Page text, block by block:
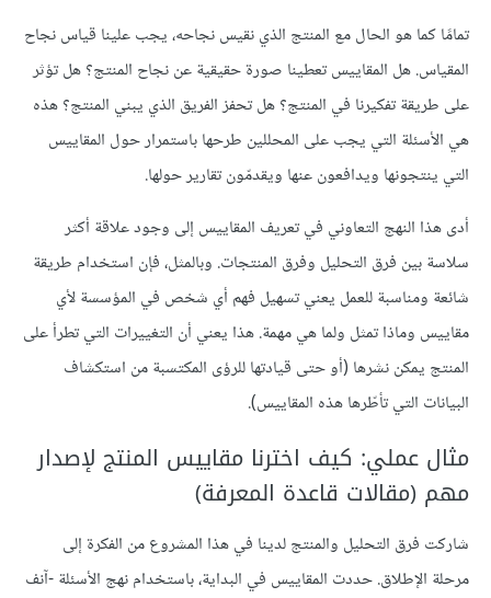
تمامًا كما هو الحال مع المنتج الذي نقيس نجاحه، يجب علينا قياس نجاح
المقياس. هل المقاييس تعطينا صورة حقيقية عن نجاح المنتج؟ هل تؤثر
على طريقة تفكيرنا في المنتج؟ هل تحفز الفريق الذي يبني المنتج؟ هذه
هي الأسئلة التي يجب على المحللين طرحها باستمرار حول المقاييس
التي ينتجونها ويدافعون عنها ويقدمّون تقارير حولها.
أدى هذا النهج التعاوني في تعريف المقاييس إلى وجود علاقة أكثر
سلاسة بين فرق التحليل وفرق المنتجات. وبالمثل، فإن استخدام طريقة
شائعة ومناسبة للعمل يعني تسهيل فهم أي شخص في المؤسسة لأي
مقاييس وماذا تمثل ولما هي مهمة. هذا يعني أن التغييرات التي تطرأ على
المنتج يمكن نشرها (أو حتى قيادتها للرؤى المكتسبة من استكشاف
البيانات التي تأطّرها هذه المقاييس).
مثال عملي: كيف اخترنا مقاييس المنتج لإصدار
مهم (مقالات قاعدة المعرفة)
شاركت فرق التحليل والمنتج لدينا في هذا المشروع من الفكرة إلى
مرحلة الإطلاق. حددت المقاييس في البداية، باستخدام نهج الأسئلة -آنف